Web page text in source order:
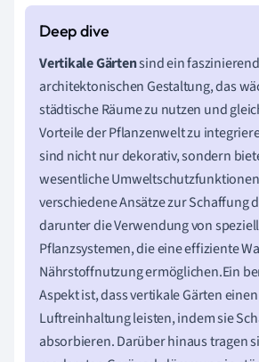
Vertikale Gärtensind ein
architektonischen Gestaltung, das
städtische Räume zu nutzen und
Vorteile der Pflanzenwelt zu
sind nicht nur dekorativ, sondern
wesentliche
verschiedene Ansätze zur Schaffung
darunter die Verwendung von
Pflanzsystemen, die eine effiziente
Nährstoffnutzung ermöglichen.Ein
Aspekt ist, dass vertikale Gärten
Luftreinhaltung leisten, indem sie
absorbieren. Darüber hinaus tragen